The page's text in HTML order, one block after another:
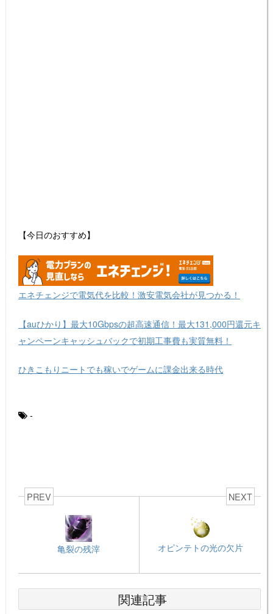
【今日のおすすめ】
エネチェンジで電気代を比較！激安電気会社が見つかる！
【auひかり】最大10Gbpsの超高速通信！最大131,000円還元キ
ャンペーンキャッシュバックで初期工事費も実質無料！
ひきこもりニートでも稼いでゲームに課金出来る時代
-
PREV
亀裂の残滓
NEXT
オピンテトの光の欠片
関連記事